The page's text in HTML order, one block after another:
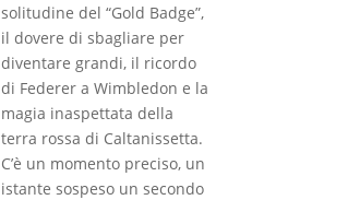
solitudine del “Gold Badge”,
il dovere di sbagliare per
diventare grandi, il ricordo
di Federer a Wimbledon e la
magia inaspettata della
terra rossa di Caltanissetta.
C’è un momento preciso, un
istante sospeso un secondo